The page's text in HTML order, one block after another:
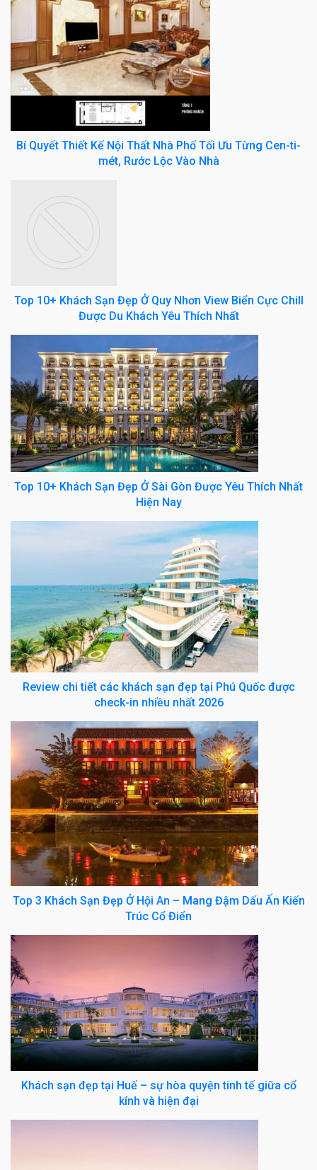
Bí Quyết Thiết Kế Nội Thất Nhà Phố Tối Ưu Từng Cen-ti-
mét, Rước Lộc Vào Nhà
Top 10+ Khách Sạn Đẹp Ở Quy Nhơn View Biển Cực Chill
Được Du Khách Yêu Thích Nhất
Top 10+ Khách Sạn Đẹp Ở Sài Gòn Được Yêu Thích Nhất
Hiện Nay
Review chi tiết các khách sạn đẹp tại Phú Quốc được
check-in nhiều nhất 2026
Top 3 Khách Sạn Đẹp Ở Hội An – Mang Đậm Dấu Ấn Kiến
Trúc Cổ Điển
Khách sạn đẹp tại Huế – sự hòa quyện tinh tế giữa cổ
kính và hiện đại